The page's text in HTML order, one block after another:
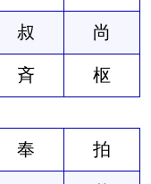
叔 尚
斉 枢
奉 拍